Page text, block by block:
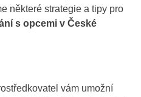
některé strategie a tipy pro
s opcemi v České
vám umožní